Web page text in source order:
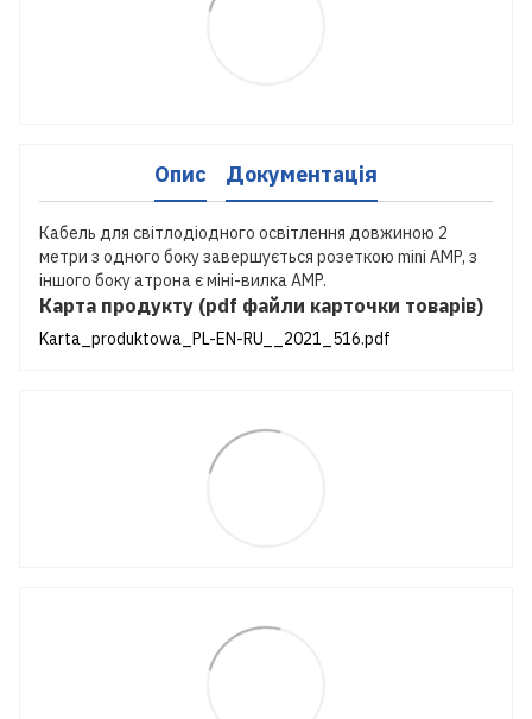
Опис Документація
Кабель для світлодіодного освітлення довжиною 2
метри з одного боку завершується розеткою mini AMP, з
іншого боку атрона є міні-вилка AMP.
Карта продукту (pdf файли карточки товарів)
Karta_produktowa_PL-EN-RU__2021_516.pdf